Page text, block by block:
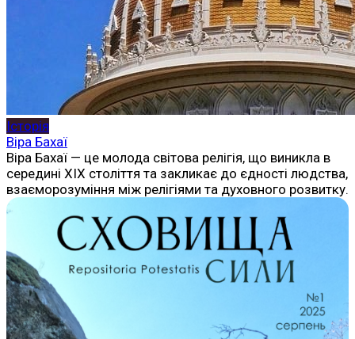
Історія
Віра Бахаї
Віра Бахаї — це молода світова релігія, що виникла в
середині XIX століття та закликає до єдності людства,
взаєморозуміння між релігіями та духовного розвитку.